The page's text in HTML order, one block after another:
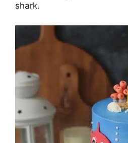
shark.